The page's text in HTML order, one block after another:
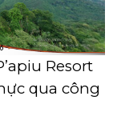
Resort
qua công